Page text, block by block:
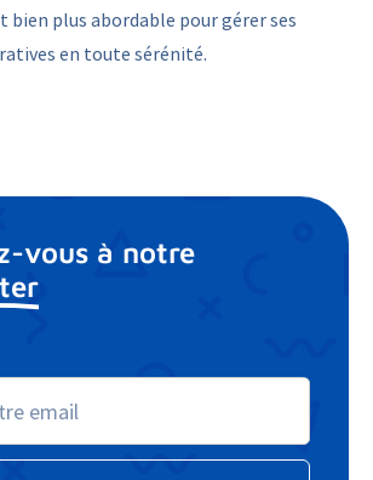
bien plus abordable pour gérer ses
en toute sérénité.
vous à notre